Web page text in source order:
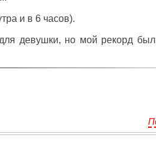
и в 6 часов).
девушки, но мой рекорд